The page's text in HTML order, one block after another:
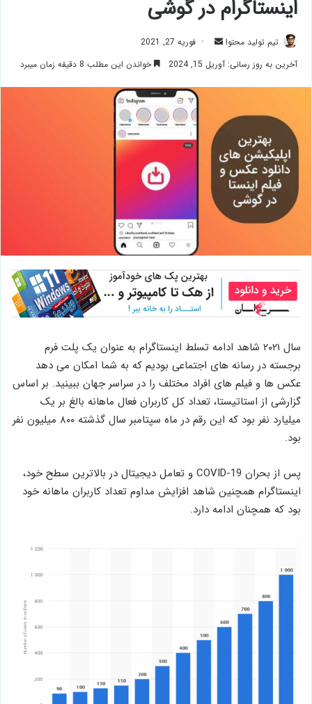
اینستاگرام در گوشی
تیم تولید محتوا
ارسال
ایمیل
فوریه 27, 2021
آخرین به روز رسانی: آوریل 15, 2024
خواندن این مطلب 8 دقیقه زمان میبرد
سال ۲۰۲۱ شاهد ادامه تسلط اینستاگرام به عنوان یک پلت فرم
برجسته در رسانه های اجتماعی بودیم که به شما امکان می دهد
عکس ها و فیلم های افراد مختلف را در سراسر جهان ببینید. بر اساس
گزارشی از استاتیستا، تعداد کل کاربران فعال ماهانه بالغ بر یک
میلیارد نفر بود که این رقم در ماه سپتامبر سال گذشته ۸۰۰ میلیون نفر
بود.
پس از بحران COVID-19 و تعامل دیجیتال در بالاترین سطح خود،
اینستاگرام همچنین شاهد افزایش مداوم تعداد کاربران ماهانه خود
بود که همچنان ادامه دارد.